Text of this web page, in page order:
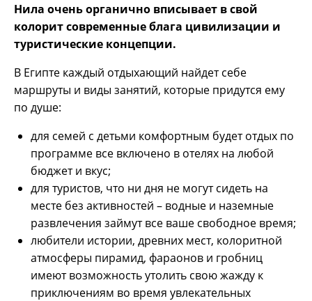
Нила очень органично вписывает в свой
колорит современные блага цивилизации и
туристические концепции.
В Египте каждый отдыхающий найдет себе
маршруты и виды занятий, которые придутся ему
по душе:
для семей с детьми комфортным будет отдых по
программе все включено в отелях на любой
бюджет и вкус;
для туристов, что ни дня не могут сидеть на
месте без активностей – водные и наземные
развлечения займут все ваше свободное время;
любители истории, древних мест, колоритной
атмосферы пирамид, фараонов и гробниц
имеют возможность утолить свою жажду к
приключениям во время увлекательных